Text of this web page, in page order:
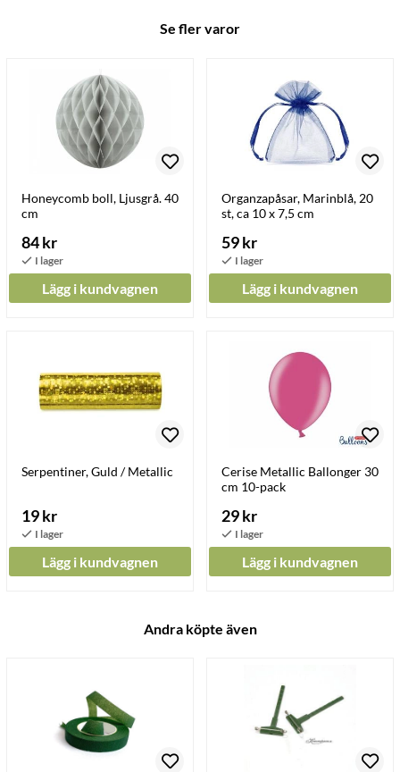
Se fler varor
Honeycomb boll, Ljusgrå. 40
cm
84 kr
Lägg i kundvagnen
Organzapåsar, Marinblå, 20
st, ca 10 x 7,5 cm
59 kr
Lägg i kundvagnen
Serpentiner, Guld / Metallic
19 kr
Lägg i kundvagnen
Cerise Metallic Ballonger 30
cm 10-pack
29 kr
Lägg i kundvagnen
Andra köpte även